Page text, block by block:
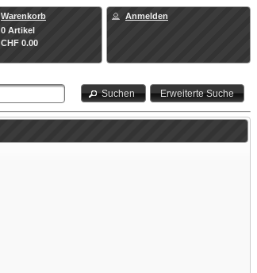
Warenkorb
0 Artikel
CHF 0.00
Anmelden
Suchen Erweiterte Suche